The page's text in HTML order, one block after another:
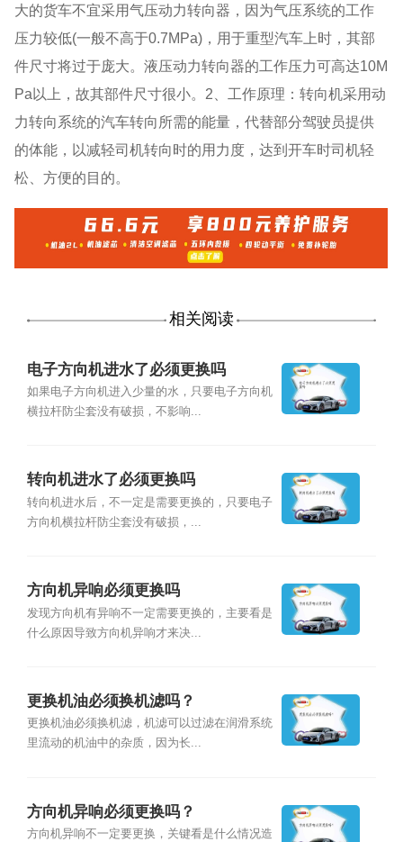
大的货车不宜采用气压动力转向器，因为气压系统的工作
压力较低(一般不高于0.7MPa)，用于重型汽车上时，其部
件尺寸将过于庞大。液压动力转向器的工作压力可高达10M
Pa以上，故其部件尺寸很小。2、工作原理：转向机采用动
力转向系统的汽车转向所需的能量，代替部分驾驶员提供
的体能，以减轻司机转向时的用力度，达到开车时司机轻
松、方便的目的。
相关阅读
电子方向机进水了必须更换吗
如果电子方向机进入少量的水，只要电子方向机
横拉杆防尘套没有破损，不影响...
转向机进水了必须更换吗
转向机进水后，不一定是需要更换的，只要电子
方向机横拉杆防尘套没有破损，...
方向机异响必须更换吗
发现方向机有异响不一定需要更换的，主要看是
什么原因导致方向机异响才来决...
更换机油必须换机滤吗？
更换机油必须换机滤，机滤可以过滤在润滑系统
里流动的机油中的杂质，因为长...
方向机异响必须更换吗？
方向机异响不一定要更换，关键看是什么情况造